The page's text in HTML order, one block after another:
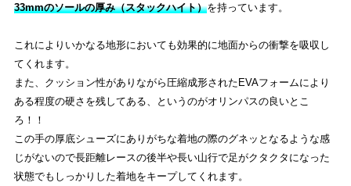
33mmのソールの厚み（スタックハイト）を持っています。
これによりいかなる地形においても効果的に地面からの衝撃を吸収し
てくれます。
また、クッション性がありながら圧縮成形されたEVAフォームにより
ある程度の硬さを残してある、というのがオリンパスの良いとこ
ろ！！
この手の厚底シューズにありがちな着地の際のグネッとなるような感
じがないので長距離レースの後半や長い山行で足がクタクタになった
状態でもしっかりした着地をキープしてくれます。